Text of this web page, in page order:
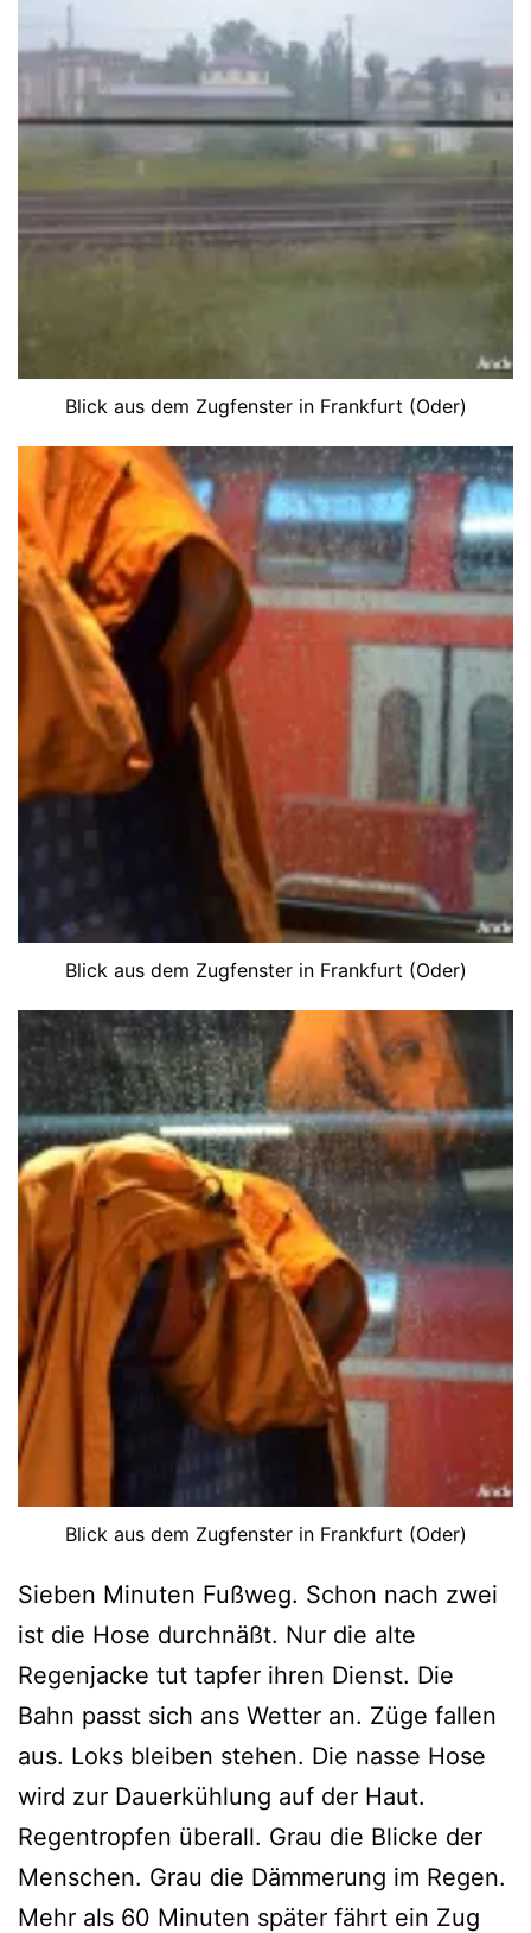
Blick aus dem Zugfenster in Frankfurt (Oder)
Blick aus dem Zugfenster in Frankfurt (Oder)
Blick aus dem Zugfenster in Frankfurt (Oder)
Sieben Minuten Fußweg. Schon nach zwei
ist die Hose durchnäßt. Nur die alte
Regenjacke tut tapfer ihren Dienst. Die
Bahn passt sich ans Wetter an. Züge fallen
aus. Loks bleiben stehen. Die nasse Hose
wird zur Dauerkühlung auf der Haut.
Regentropfen überall. Grau die Blicke der
Menschen. Grau die Dämmerung im Regen.
Mehr als 60 Minuten später fährt ein Zug